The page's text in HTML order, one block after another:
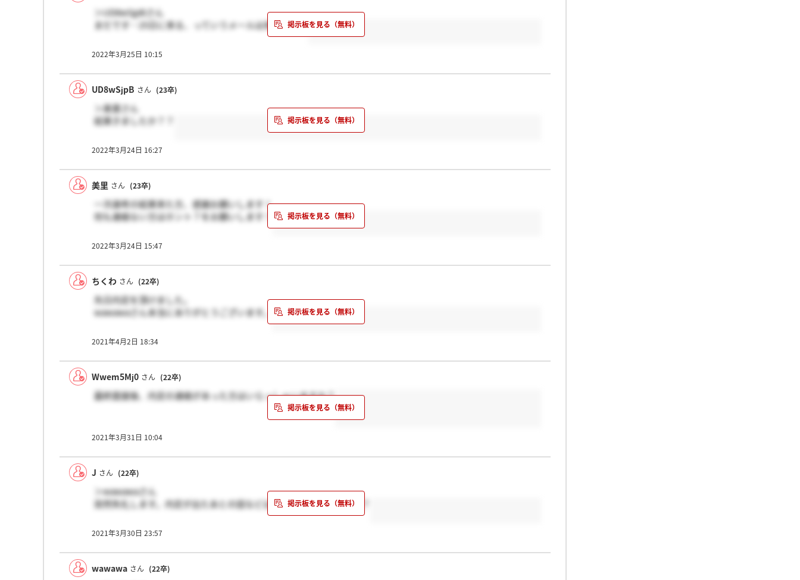
＞UD8wSjpBさん
まだです…25日に来る、っていうメールは来ました！
2022年3月25日 10:15
UD8wSjpB さん (23卒)
＞美里さん
結果きましたか？？
2022年3月24日 16:27
美里 さん (23卒)
一次選考の結果来た方、感謝お願いします！
何も連絡ない方はホント？をお願いします！
2022年3月24日 15:47
ちくわ さん (22卒)
先日内定を頂けました。
wawawaさん本当にありがとうございます。
2021年4月2日 18:34
Wwem5Mj0 さん (22卒)
最終面接後、内定の連絡があった方はいらっしゃいますか？
2021年3月31日 10:04
J さん (22卒)
＞wawawaさん
突然失礼します。内定が出たあとの話などは面接で聞かれましたか？
2021年3月30日 23:57
wawawa さん (22卒)